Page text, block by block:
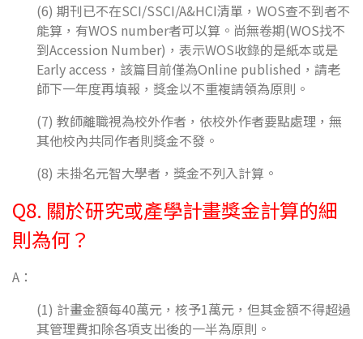
(6) 期刊已不在SCI/SSCI/A&HCI清單，WOS查不到者不
能算，有WOS number者可以算。尚無卷期(WOS找不
到Accession Number)，表示WOS收錄的是紙本或是
Early access，該篇目前僅為Online published，請老
師下一年度再填報，獎金以不重複請領為原則。
(7) 教師離職視為校外作者，依校外作者要點處理，無
其他校內共同作者則獎金不發。
(8) 未掛名元智大學者，獎金不列入計算。
Q8. 關於研究或產學計畫獎金計算的細
則為何？
A：
(1) 計畫金額每40萬元，核予1萬元，但其金額不得超過
其管理費扣除各項支出後的一半為原則。